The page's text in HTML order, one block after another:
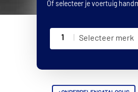
Of selecteer je voertuig
1 Selecteer merk